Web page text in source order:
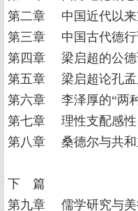
第二章 中国近代以来
第三章 中国古代德行
第四章 梁启超的公德
第五章 梁启超论孔孟
第六章 李泽厚的“两
第七章 理性支配感
第八章 桑德尔与共和
下 篇
第九章 儒学研究与美